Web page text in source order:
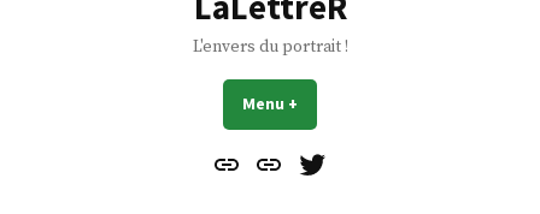
L'envers du portrait !
Menu +
Contact
À
Mes